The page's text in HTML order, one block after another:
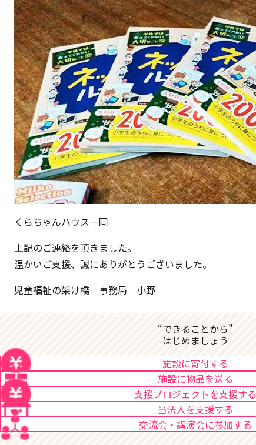
くらちゃんハウス一同
上記のご連絡を頂きました。
温かいご支援、誠にありがとうございました。
児童福祉の架け橋 事務局 小野
“できることから”
はじめましょう
施設に寄付する
施設に物品を送る
支援プロジェクトを支援する
当法人を支援する
交流会・講演会に参加する